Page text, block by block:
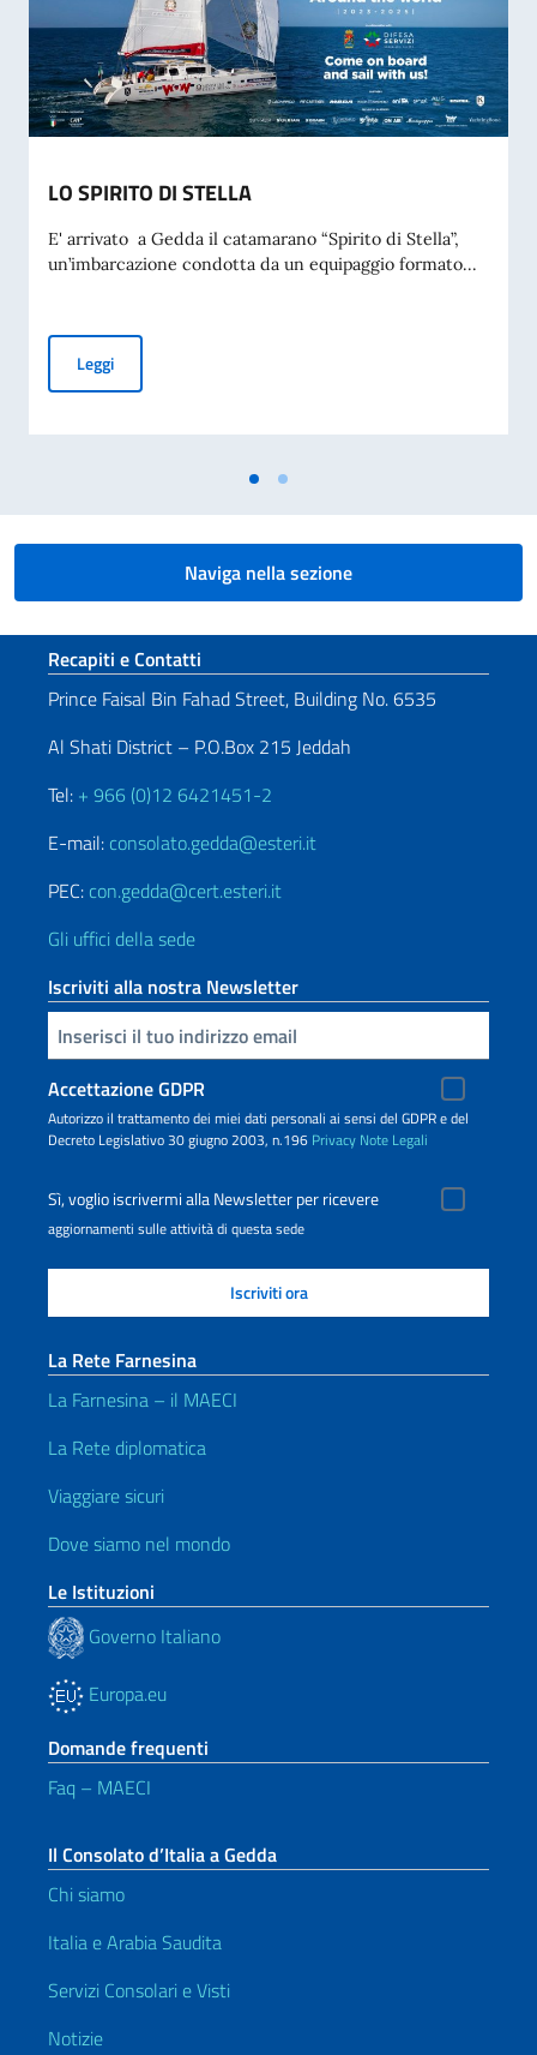
LO SPIRITO DI STELLA
E' arrivato a Gedda il catamarano “Spirito di Stella”,
un’imbarcazione condotta da un equipaggio formato...
LeggiLO SPIRITO DI STELLA
Naviga nella sezione
Sezione footer
Recapiti e Contatti
Prince Faisal Bin Fahad Street, Building No. 6535
Al Shati District – P.O.Box 215 Jeddah
Tel: + 966 (0)12 6421451-2
E-mail: consolato.gedda@esteri.it
PEC: con.gedda@cert.esteri.it
Gli uffici della sede
Iscriviti alla nostra Newsletter
Inserisci la tua email
Accettazione GDPR
Autorizzo il trattamento dei miei dati personali ai sensi del GDPR e del
Decreto Legislativo 30 giugno 2003, n.196 Privacy Note Legali
Sì, voglio iscrivermi alla Newsletter per ricevere
aggiornamenti sulle attività di questa sede
La Rete Farnesina
La Farnesina – il MAECI
La Rete diplomatica
Viaggiare sicuri
Dove siamo nel mondo
Le Istituzioni
Governo Italiano
Europa.eu
Domande frequenti
Faq – MAECI
Il Consolato d’Italia a Gedda
Chi siamo
Italia e Arabia Saudita
Servizi Consolari e Visti
Notizie